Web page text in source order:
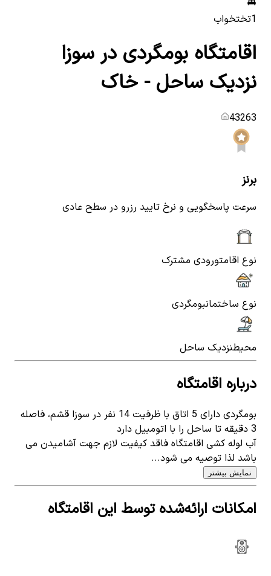
1تختخواب
اقامتگاه بومگردی در سوزا
نزدیک ساحل - خاک
43263
برنز
سرعت پاسخگویی و نرخ تایید رزرو در سطح عادی
نوع اقامتورودی مشترک
نوع ساختمانبومگردی
محیطنزدیک ساحل
درباره اقامتگاه
بومگردی دارای 5 اتاق با ظرفیت 14 نفر در سوزا قشم، فاصله
3 دقیقه تا ساحل را با اتومبیل دارد
آب لوله کشی اقامتگاه فاقد کیفیت لازم جهت آشامیدن می
باشد لذا توصیه می شود...
نمایش بیشتر
امکانات ارائه‌شده توسط این اقامتگاه